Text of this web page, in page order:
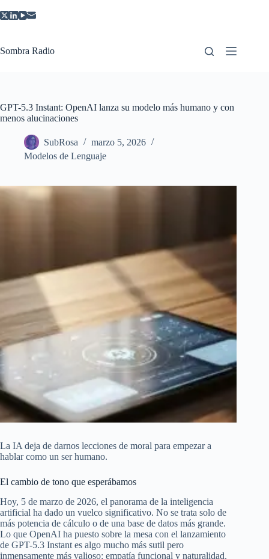
al
Sombra Radio
GPT-5.3 Instant: OpenAI lanza su modelo más humano y con
menos alucinaciones
SubRosa
marzo 5, 2026
Modelos de Lenguaje
La IA deja de darnos lecciones de moral para empezar a
hablar como un ser humano.
El cambio de tono que esperábamos
Hoy, 5 de marzo de 2026, el panorama de la inteligencia
artificial ha dado un vuelco significativo. No se trata solo de
más potencia de cálculo o de una base de datos más grande.
Lo que OpenAI ha puesto sobre la mesa con el lanzamiento
de GPT-5.3 Instant es algo mucho más sutil pero
inmensamente más valioso: empatía funcional y naturalidad.